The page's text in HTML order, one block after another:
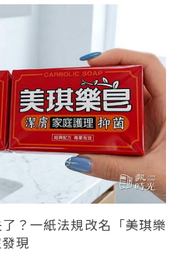
？一紙法規改名「美琪樂
現